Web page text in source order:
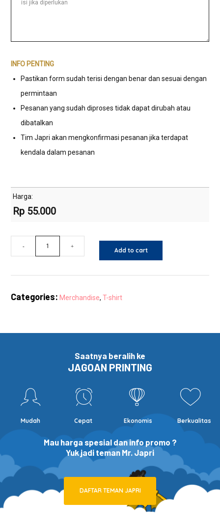
INFO PENTING
Pastikan form sudah terisi dengan benar dan sesuai dengan
permintaan
Pesanan yang sudah diproses tidak dapat dirubah atau
dibatalkan
Tim Japri akan mengkonfirmasi pesanan jika terdapat
kendala dalam pesanan
Harga:
Rp 55.000
Shirt
quantity
- +
Add to cart
Categories: Merchandise,T-shirt
Saatnya beralih ke
JAGOAN PRINTING
Mudah Cepat Ekonomis Berkualitas
Mau harga spesial dan info promo ?
Yuk jadi teman Mr. Japri
DAFTAR TEMAN JAPRI